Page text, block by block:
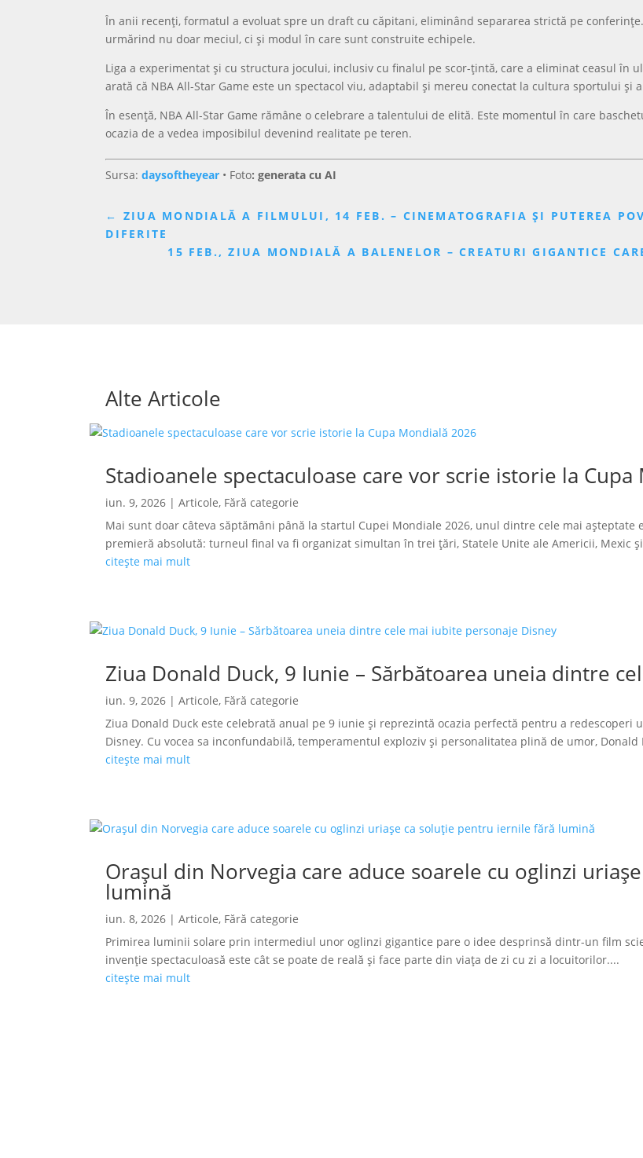
În anii recenți, formatul a evoluat spre un draft cu căpitani, eliminând separarea strictă pe
urmărind nu doar meciul, ci și modul în care sunt construite echipele.
Liga a experimentat și cu structura jocului, inclusiv cu finalul pe scor-țintă, care a eliminat ceasul în
arată că NBA All-Star Game este un spectacol viu, adaptabil și mereu conectat la cultura sportului și
În esență, NBA All-Star Game rămâne o celebrare a talentului de elită. Este momentul în care
ocazia de a vedea imposibilul devenind realitate pe teren.
Sursa:daysoftheyear • Foto: generata cu AI
← ZIUA MONDIALĂ A FILMULUI, 14 FEB. – CINEMATOGRAFIA ȘI PUTEREA
DIFERITE
15 FEB., ZIUA MONDIALĂ A BALENELOR – CREATURI GIGANTICE
Alte Articole
Stadioanele spectaculoase care vor scrie istorie la Cupa
iun. 9, 2026 |Articole, Fără categorie
Mai sunt doar câteva săptămâni până la startul Cupei Mondiale 2026, unul dintre cele mai
premieră absolută: turneul final va fi organizat simultan în trei țări, Statele Unite ale Americii, Mexic
citește mai mult
Ziua Donald Duck, 9 Iunie – Sărbătoarea uneia dintre
iun. 9, 2026 |Articole, Fără categorie
Ziua Donald Duck este celebrată anual pe 9 iunie și reprezintă ocazia perfectă pentru a
Disney. Cu vocea sa inconfundabilă, temperamentul exploziv și personalitatea plină de umor, Donald
citește mai mult
Orașul din Norvegia care aduce soarele cu oglinzi
lumină
iun. 8, 2026 |Articole, Fără categorie
Primirea luminii solare prin intermediul unor oglinzi gigantice pare o idee desprinsă dintr-un film
invenție spectaculoasă este cât se poate de reală și face parte din viața de zi cu zi a locuitorilor....
citește mai mult